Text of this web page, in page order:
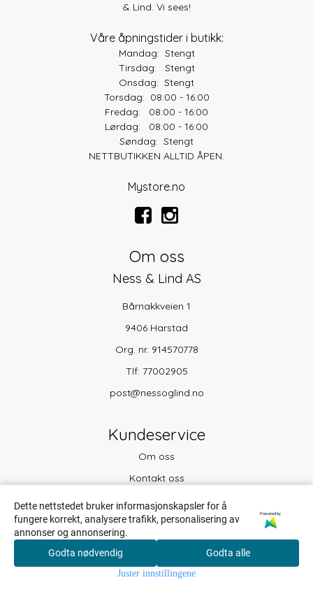
Søk
& Lind. Vi sees!
Våre åpningstider i butikk:
Mandag: Stengt
Tirsdag: Stengt
Onsdag: Stengt
Torsdag: 08:00 - 16:00
Fredag: 08:00 - 16:00
Lørdag: 08:00 - 16:00
Søndag: Stengt
NETTBUTIKKEN ALLTID ÅPEN.
Mystore.no
Om oss
Ness & Lind AS
Bårnakkveien 1
9406 Harstad
Org. nr. 914570778
Tlf: 77002905
post@nessoglind.no
Kundeservice
Om oss
Kontakt oss
Min konto
Salgsbetingelser
Frakt og retur
Personvern
Dette nettstedet bruker informasjonskapsler for å
fungere korrekt, analysere trafikk, personalisering av
annonser og annonsering.
Powered by
Godta nødvendig Godta alle
Juster innstillingene